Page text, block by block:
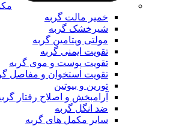
خمیر مالت گربه
شیرخشک گربه
مولتی ویتامین گربه
تقویت ایمنی گربه
تقویت پوست و موی گربه
تقویت استخوان و مفاصل
تورین و بیوتین
آرامبخش و اصلاح رفتار
ضد انگل گربه
سایر مکمل های گربه